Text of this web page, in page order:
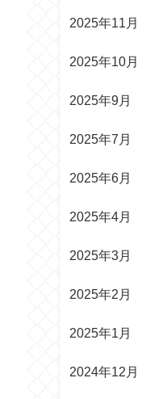
2025年11月
2025年10月
2025年9月
2025年7月
2025年6月
2025年4月
2025年3月
2025年2月
2025年1月
2024年12月